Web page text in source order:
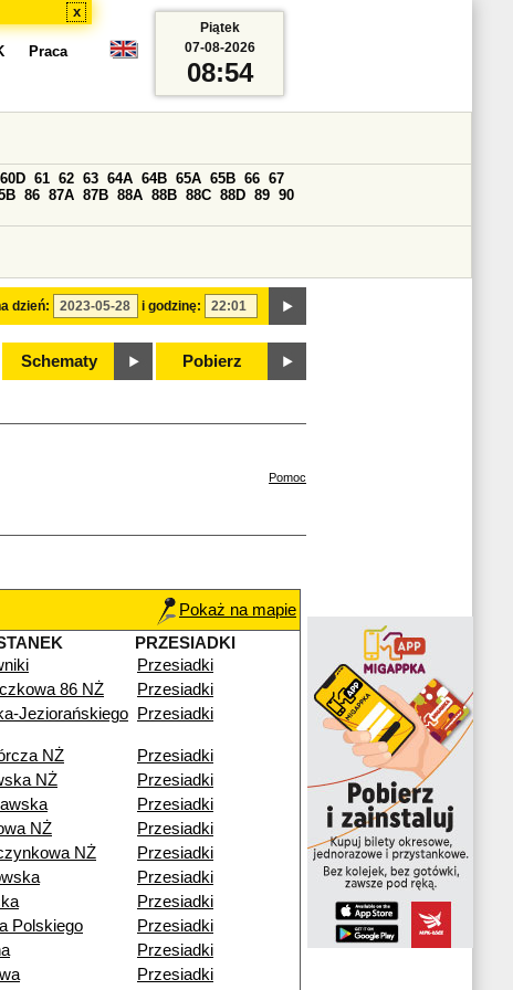
x
Praca
dzień: i godzinę:
60D 61 62 63 64A 64B 65A 65B 66 67
86 87A 87B 88A 88B 88C 88D 89 90
Schematy Pobierz
Piątek
07-08-2026
08:54
Pomoc
Pokaż na mapie
PRZESIADKI
Przesiadki
86 NŻ
Przesiadki
Jeziorańskiego
Przesiadki
NŻ
Przesiadki
NŻ
Przesiadki
Przesiadki
NŻ
Przesiadki
NŻ
Przesiadki
Przesiadki
Przesiadki
Polskiego
Przesiadki
Przesiadki
Przesiadki